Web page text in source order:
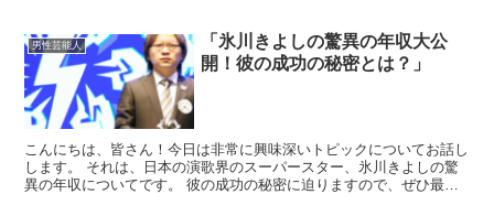
男性芸能人
「氷川きよしの驚異の年収大公
開！彼の成功の秘密とは？」
こんにちは、皆さん！今日は非常に興味深いトピックについてお話し
します。 それは、日本の演歌界のスーパースター、氷川きよしの驚
異の年収についてです。 彼の成功の秘密に迫りますので、ぜひ最後